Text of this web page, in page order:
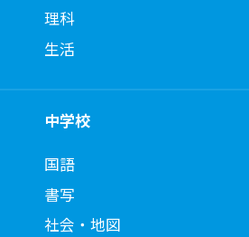
理科
生活
中学校
国語
書写
社会・地図